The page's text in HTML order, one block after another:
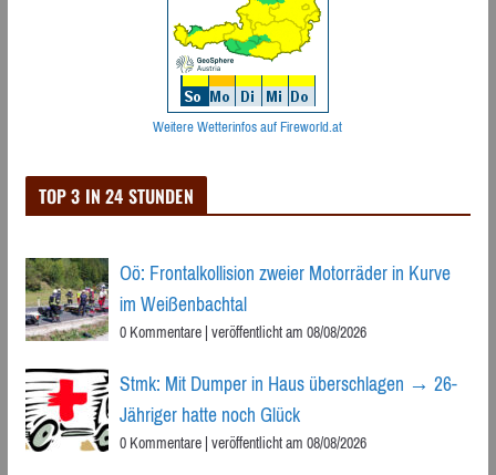
Weitere Wetterinfos auf Fireworld.at
TOP 3 IN 24 STUNDEN
Oö: Frontalkollision zweier Motorräder in Kurve
im Weißenbachtal
0 Kommentare|veröffentlicht am 08/08/2026
Stmk: Mit Dumper in Haus überschlagen → 26-
Jähriger hatte noch Glück
0 Kommentare|veröffentlicht am 08/08/2026